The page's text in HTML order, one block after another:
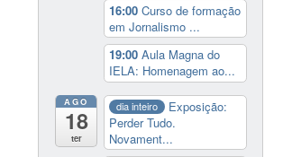
16:00Curso de formação
em Jornalismo ...
19:00Aula Magna do
IELA: Homenagem ao...
AGO
18
ter
dia inteiro
Exposição:
Perder Tudo.
Novament...